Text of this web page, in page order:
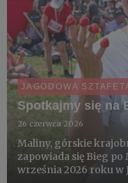
JAGODOWA
Spotkajmy się na
26 czerwca 2026
Maliny, górskie
zapowiada się Bieg po
września 2026 roku w